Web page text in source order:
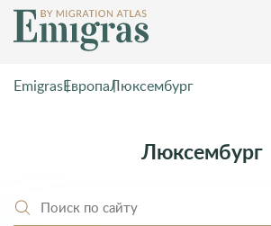
EmigrasЕвропаЛюксембург
Люксембург